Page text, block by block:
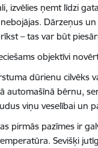
izvēlies ņemt līdzi
Dārzeņus
– tas var būt
objektīvi
dūrienu cilvēks
automašīnā bērnu,
viņu veselībai un
pirmās pazīmes ir
Sevišķi